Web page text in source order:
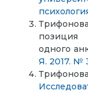
позиция
одного
Я. 2017. №